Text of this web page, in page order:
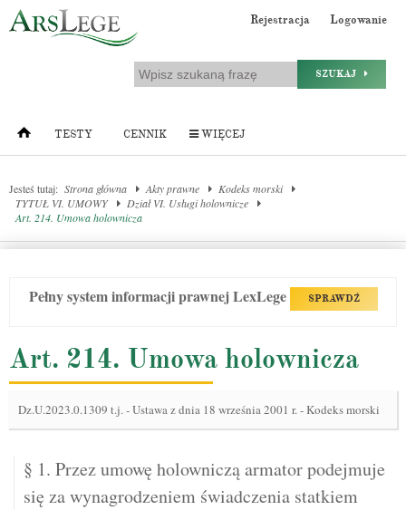
Rejestracja Logowanie
SZUKAJ
TESTY CENNIK WIĘCEJ
Jesteś tutaj: Strona główna Akty prawne
Kodeks morski
TYTUŁ VI. UMOWY
Dział VI. Usługi holownicze
Art. 214. Umowa holownicza
Pełny system informacji prawnej LexLege SPRAWDŹ
Art. 214. Umowa holownicza
Dz.U.2023.0.1309 t.j.-Ustawa z dnia 18 września 2001 r. - Kodeks morski
§ 1. Przez umowę holowniczą armator podejmuje
się za wynagrodzeniem świadczenia statkiem